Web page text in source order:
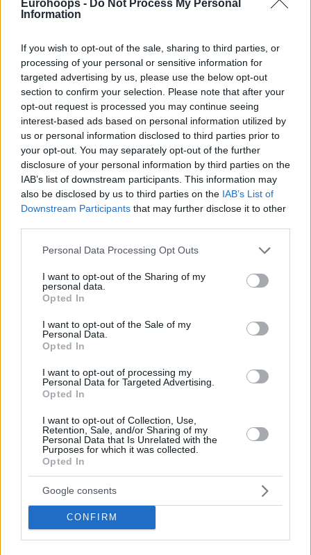
Eurohoops - Do Not Process My Personal
Information
If you wish to opt-out of the sale, sharing to third parties, or
processing of your personal or sensitive information for
targeted advertising by us, please use the below opt-out
section to confirm your selection. Please note that after your
opt-out request is processed you may continue seeing
interest-based ads based on personal information utilized by
us or personal information disclosed to third parties prior to
your opt-out. You may separately opt-out of the further
disclosure of your personal information by third parties on the
IAB’s list of downstream participants. This information may
also be disclosed by us to third parties on the IAB’s List of
Downstream Participants that may further disclose it to other
Please note that this website/app uses one or more Google
not limited to your visit or usage behaviour. You may click to
grant or deny consent to Google and its third-party tags to
use your data for below specified purposes in below Google
consent section.
Personal Data Processing Opt Outs
I want to opt-out of the Sharing of my
personal data.
Opted In
I want to opt-out of the Sale of my
Personal Data.
Opted In
I want to opt-out of processing my
Personal Data for Targeted Advertising.
Opted In
I want to opt-out of Collection, Use,
Retention, Sale, and/or Sharing of my
Personal Data that Is Unrelated with the
Purposes for which it was collected.
Opted In
Google consents
CONFIRM
Το ματς δεν αντέχει σε κριτική καθώς η διαφορά
δυναμικότητας ανάμεσα στις δύο ομάδες ήταν τεράστια.